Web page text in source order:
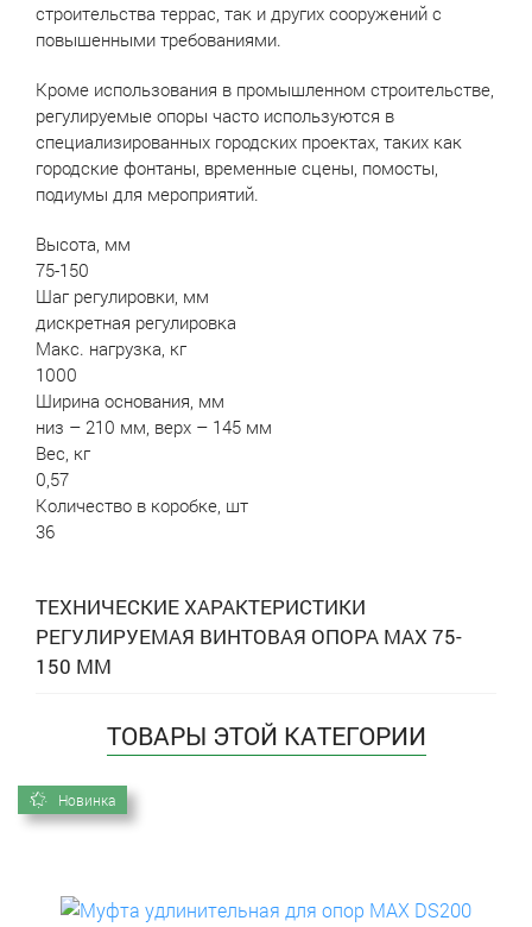
строительства террас, так и других сооружений с
повышенными требованиями.
Кроме использования в промышленном строительстве,
регулируемые опоры часто используются в
специализированных городских проектах, таких как
городские фонтаны, временные сцены, помосты,
подиумы для мероприятий.
Высота, мм
75-150
Шаг регулировки, мм
дискретная регулировка
Макс. нагрузка, кг
1000
Ширина основания, мм
низ – 210 мм, верх – 145 мм
Вес, кг
0,57
Количество в коробке, шт
36
ТЕХНИЧЕСКИЕ ХАРАКТЕРИСТИКИ
РЕГУЛИРУЕМАЯ ВИНТОВАЯ ОПОРА MAX 75-
150 ММ
ТОВАРЫ ЭТОЙ КАТЕГОРИИ
Новинка